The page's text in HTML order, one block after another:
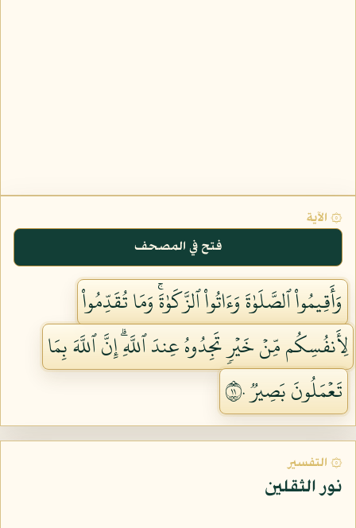
۞ الآية
فتح في المصحف
وَأَقِيمُواْ ٱلصَّلَوٰةَ وَءَاتُواْ ٱلزَّكَوٰةَۚ وَمَا تُقَدِّمُواْ
لِأَنفُسِكُم مِّنۡ خَيۡرٖ تَجِدُوهُ عِندَ ٱللَّهِۗ إِنَّ ٱللَّهَ بِمَا
تَعۡمَلُونَ بَصِيرٞ ١١٠
۞ التفسير
نور الثقلين